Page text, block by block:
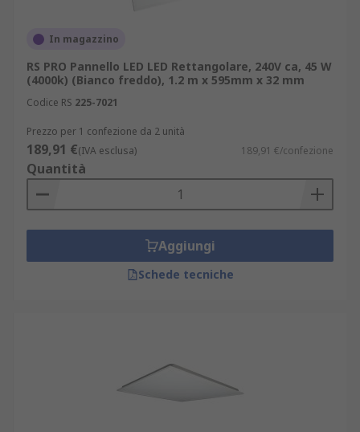
In magazzino
RS PRO Pannello LED LED Rettangolare, 240V ca, 45 W
(4000k) (Bianco freddo), 1.2 m x 595mm x 32 mm
Codice RS 225-7021
Prezzo per 1 confezione da 2 unità
189,91 €(IVA esclusa) 189,91 €/confezione
Quantità
Aggiungi
Schede tecniche